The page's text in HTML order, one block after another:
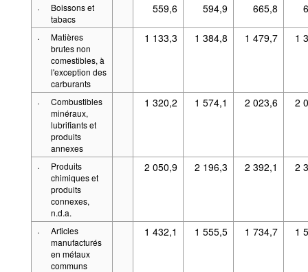
·
Boissons et
tabacs
559,6 594,9 665,8
·
Matières
brutes non
comestibles, à
l'exception des
carburants
1 133,3 1 384,8 1 479,7 1
·
Combustibles
minéraux,
lubrifiants et
produits
annexes
1 320,2 1 574,1 2 023,6 2
·
Produits
chimiques et
produits
connexes,
n.d.a.
2 050,9 2 196,3 2 392,1 2
·
Articles
manufacturés
en métaux
communs
1 432,1 1 555,5 1 734,7 1